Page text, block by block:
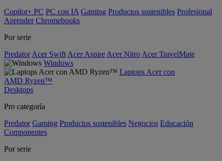
Copilot+ PC PC con IA Gaming Productos sostenibles Profesional
Aprender Chromebooks
Por serie
Predator Acer Swift Acer Aspire Acer Nitro Acer TravelMate
Windows
Laptops Acer con
AMD Ryzen™
Desktops
Pro categoría
Predator Gaming Productos sostenibles Negocios Educación
Componentes
Por serie